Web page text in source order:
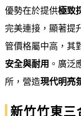
優勢在於提供極致
完美連接，顯著提
管價格屬中高，其
安全與耐用 。廣泛
所，營造現代明亮
新竹竹東三